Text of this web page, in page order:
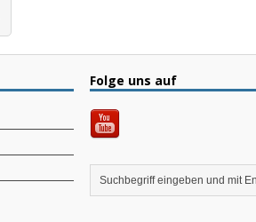
Folge uns auf